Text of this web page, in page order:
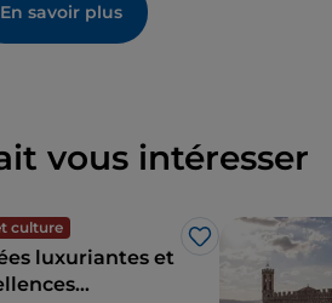
En savoir plus
vous intéresser
culture
J’aime
luxuriantes et